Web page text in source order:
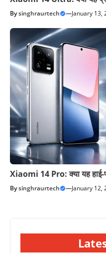
Bysinghraurtech —January 13,
Xiaomi 14 Pro: क्या यह हाई-
Bysinghraurtech —January 12,